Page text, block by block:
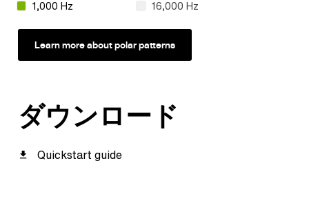
1,000 Hz 16,000 Hz
Learn more about polar patterns
ダウンロード
Quickstart guide